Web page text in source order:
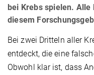
bei Krebs spielen.
diesem
Bei zwei Dritteln aller
entdeckt, die eine
Obwohl klar ist, dass